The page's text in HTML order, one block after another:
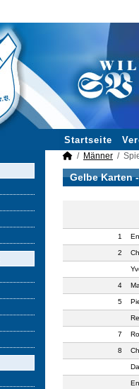
Startseite
Männer
Gelbe Karten
1
2
4
5
7
8